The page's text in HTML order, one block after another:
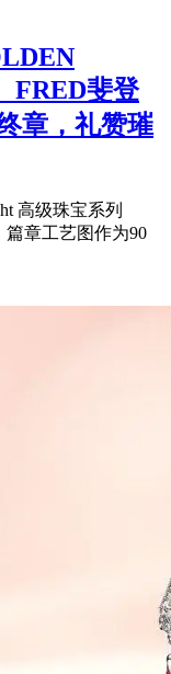
FRED斐登
章，礼赞璀
高级珠宝系列
篇章工艺图作为90